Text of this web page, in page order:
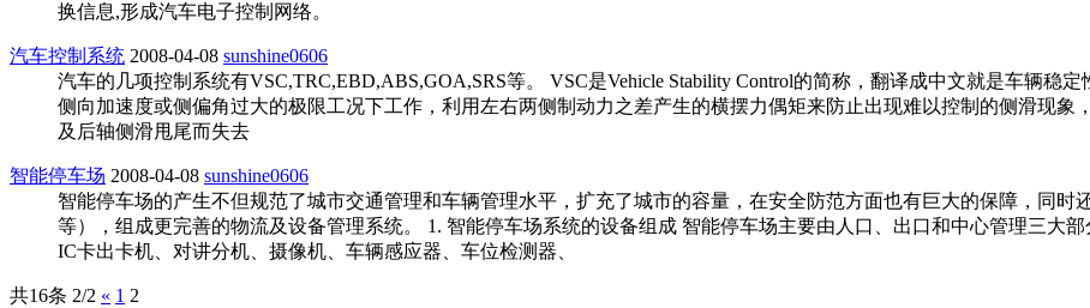
换信息,形成汽车电子控制网络。
汽车控制系统 2008-04-08 sunshine0606
汽车的几项控制系统有VSC,TRC,EBD,ABS,GOA,SRS等。 VSC是Vehicle Stability Control的简称，翻译成中文就是车辆稳
侧向加速度或侧偏角过大的极限工况下工作，利用左右两侧制动力之差产生的横摆力偶矩来防止出现难以控制的侧滑现
及后轴侧滑甩尾而失去
智能停车场 2008-04-08 sunshine0606
智能停车场的产生不但规范了城市交通管理和车辆管理水平，扩充了城市的容量，在安全防范方面也有巨大的保障，同
等），组成更完善的物流及设备管理系统。 1. 智能停车场系统的设备组成 智能停车场主要由人口、出口和中心管理三大
IC卡出卡机、对讲分机、摄像机、车辆感应器、车位检测器、
共16条 2/2 « 1 2